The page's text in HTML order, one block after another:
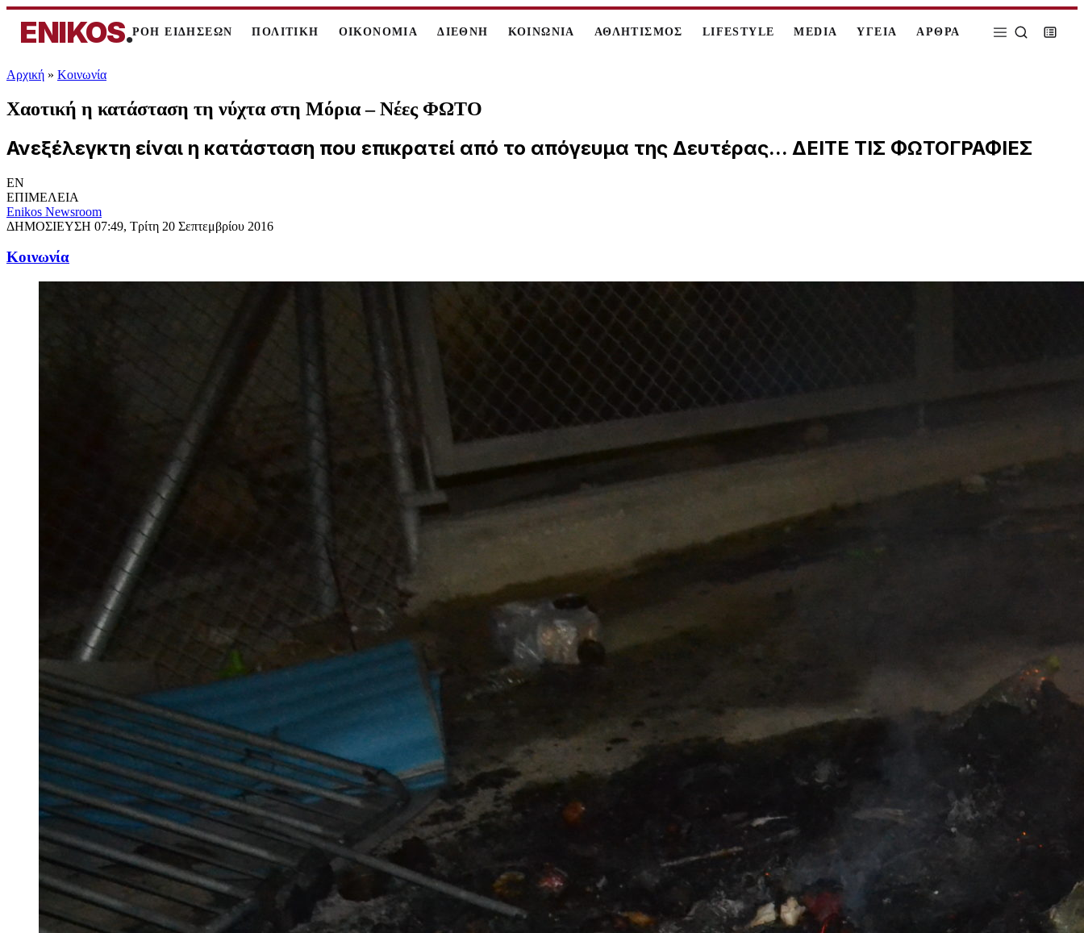
ENIKOS.ΡΟΗ ΕΙΔΗΣΕΩΝ ΠΟΛΙΤΙΚΗ ΟΙΚΟΝΟΜΙΑ ΔΙΕΘΝΗ ΚΟΙΝΩΝΙΑ ΑΘΛΗΤΙΣΜΟΣ LIFESTYLE MEDIA ΥΓΕΙΑ ΑΡΘΡΑ
Αρχική » Κοινωνία
Χαοτική η κατάσταση τη νύχτα στη Μόρια – Νέες ΦΩΤΟ
Ανεξέλεγκτη είναι η κατάσταση που επικρατεί από το απόγευμα της Δευτέρας... ΔΕΙΤΕ ΤΙΣ ΦΩΤΟΓΡΑΦΙΕΣ
EN
ΕΠΙΜΕΛΕΙΑ
Enikos Newsroom
ΔΗΜΟΣΙΕΥΣΗ 07:49, Τρίτη 20 Σεπτεμβρίου 2016
Κοινωνία